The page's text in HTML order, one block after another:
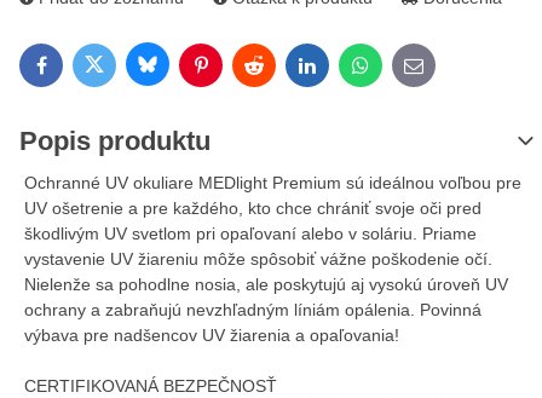
FacebookTwitterBlueskyPinterestRedditLinkedInWhatsApp
E-mail
Popis produktu
Ochranné UV okuliare MEDlight Premium sú ideálnou voľbou pre
UV ošetrenie a pre každého, kto chce chrániť svoje oči pred
škodlivým UV svetlom pri opaľovaní alebo v soláriu. Priame
vystavenie UV žiareniu môže spôsobiť vážne poškodenie očí.
Nielenže sa pohodlne nosia, ale poskytujú aj vysokú úroveň UV
ochrany a zabraňujú nevzhľadným líniám opálenia. Povinná
výbava pre nadšencov UV žiarenia a opaľovania!
CERTIFIKOVANÁ BEZPEČNOSŤ